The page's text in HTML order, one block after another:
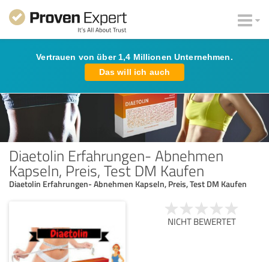
Vertrauen von über 1,4 Millionen Unternehmen.
Das will ich auch
Diaetolin Erfahrungen- Abnehmen
Kapseln, Preis, Test DM Kaufen
Diaetolin Erfahrungen- Abnehmen Kapseln, Preis, Test DM Kaufen
NICHT BEWERTET